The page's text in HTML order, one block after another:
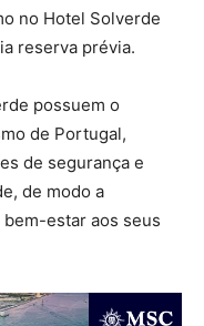
no Hotel Solverde
reserva prévia.
possuem o
de Portugal,
de segurança e
de modo a
estar aos seus